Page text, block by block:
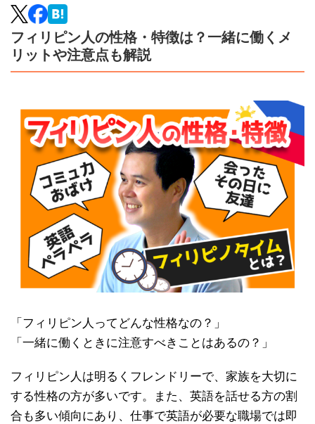
フィリピン人の性格・特徴は？一緒に働くメ
リットや注意点も解説
「フィリピン人ってどんな性格なの？」
「一緒に働くときに注意すべきことはあるの？」
フィリピン人は明るくフレンドリーで、家族を大切に
する性格の方が多いです。また、英語を話せる方の割
合も多い傾向にあり、仕事で英語が必要な職場では即